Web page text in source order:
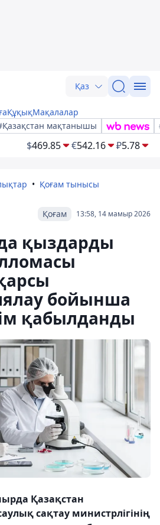
Қаз
ҚұқықМақалалар
мақтанышы
$469.85 €542.16 ₽5.78
Қоғам тынысы
13:58, 14 мамыр 2026
Қоғам
қыздарды
бойынша
қабылданды
Қазақстан
сақтау министрлігінің